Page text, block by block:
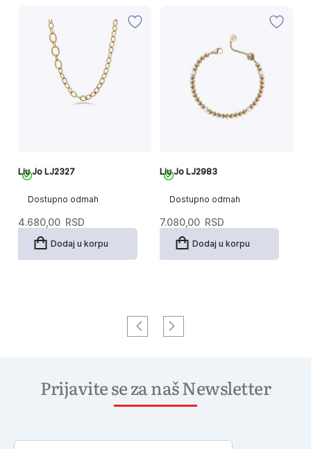
Dostupno odmah
Liu Jo LJ2327
4.680,00 RSD
Dodaj u korpu
Dostupno odmah
Liu Jo LJ2983
7.080,00 RSD
Dodaj u korpu
Prijavite se za naš Newsletter